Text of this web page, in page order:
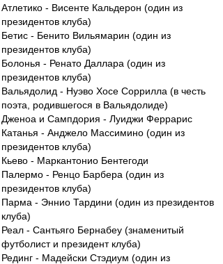
Атлетико - Висенте Кальдерон (один из
президентов клуба)
Бетис - Бенито Вильямарин (один из
президентов клуба)
Болонья - Ренато Даллара (один из
президентов клуба)
Вальядолид - Нуэво Хосе Соррилла (в честь
поэта, родившегося в Вальядолиде)
Дженоа и Сампдория - Луиджи Феррарис
Катанья - Анджело Массимино (один из
президентов клуба)
Кьево - Маркантонио Бентегоди
Палермо - Ренцо Барбера (один из
президентов клуба)
Парма - Эннио Тардини (один из президентов
клуба)
Реал - Сантьяго Бернабеу (знаменитый
футболист и президент клуба)
Рединг - Мадейски Стэдиум (один из